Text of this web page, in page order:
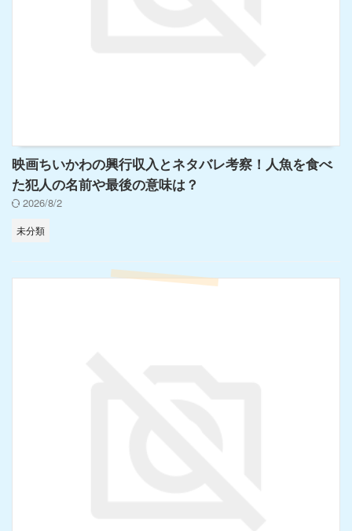
映画ちいかわの興行収入とネタバレ考察！人魚を食べ
た犯人の名前や最後の意味は？
2026/8/2
未分類